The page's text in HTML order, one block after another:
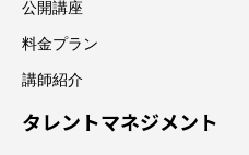
公開講座
料金プラン
講師紹介
タレントマネジメント